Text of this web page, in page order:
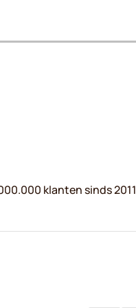
klanten sinds 2011